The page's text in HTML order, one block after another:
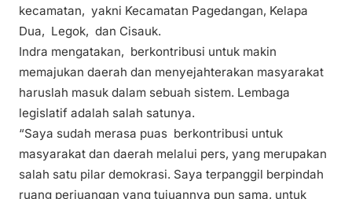
kecamatan, yakni Kecamatan Pagedangan, Kelapa
Dua, Legok, dan Cisauk.
Indra mengatakan, berkontribusi untuk makin
memajukan daerah dan menyejahterakan masyarakat
haruslah masuk dalam sebuah sistem. Lembaga
legislatif adalah salah satunya.
“Saya sudah merasa puas berkontribusi untuk
masyarakat dan daerah melalui pers, yang merupakan
salah satu pilar demokrasi. Saya terpanggil berpindah
ruang perjuangan yang tujuannya pun sama, untuk